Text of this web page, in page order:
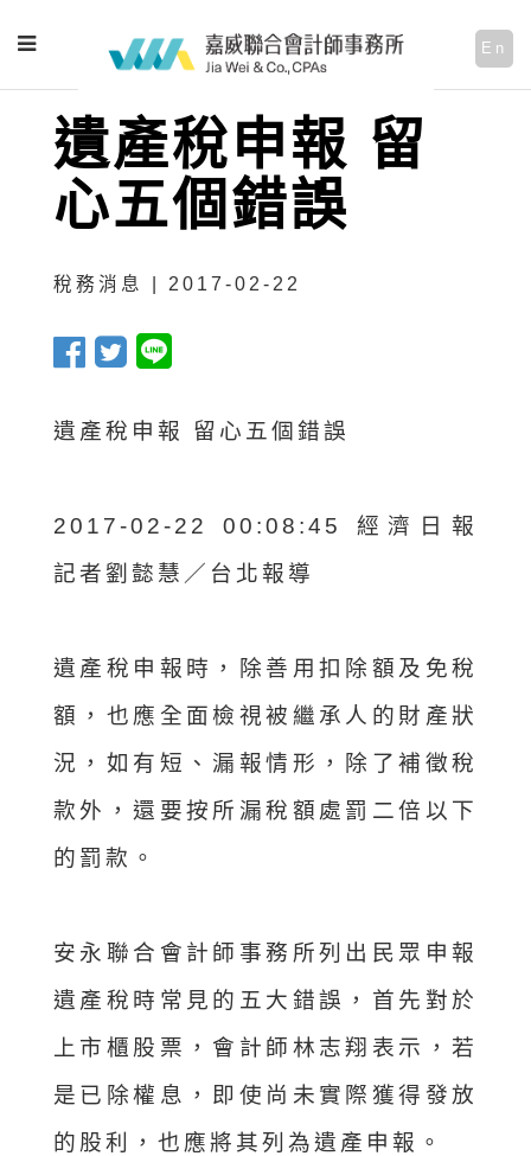
En
遺產稅申報 留
心五個錯誤
稅務消息 | 2017-02-22
遺產稅申報 留心五個錯誤
2017-02-22 00:08:45 經濟日報
記者劉懿慧／台北報導
遺產稅申報時，除善用扣除額及免稅
額，也應全面檢視被繼承人的財產狀
況，如有短、漏報情形，除了補徵稅
款外，還要按所漏稅額處罰二倍以下
的罰款。
安永聯合會計師事務所列出民眾申報
遺產稅時常見的五大錯誤，首先對於
上市櫃股票，會計師林志翔表示，若
是已除權息，即使尚未實際獲得發放
的股利，也應將其列為遺產申報。